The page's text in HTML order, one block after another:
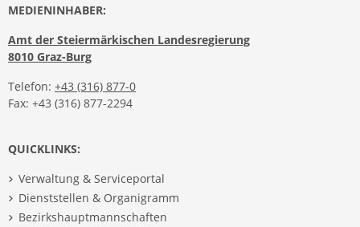
MEDIENINHABER:
Amt der Steiermärkischen Landesregierung
8010 Graz-Burg
Telefon: +43 (316) 877-0
Fax: +43 (316) 877-2294
QUICKLINKS:
Verwaltung & Serviceportal
Dienststellen & Organigramm
Bezirkshauptmannschaften